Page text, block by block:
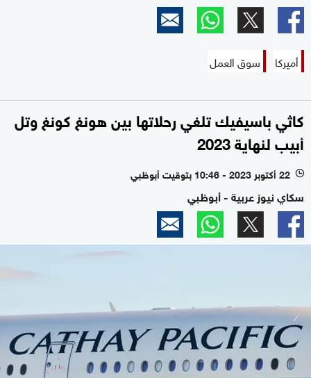
أميركا سوق العمل
كاثي باسيفيك تلغي رحلاتها بين هونغ كونغ وتل
أبيب لنهاية 2023
l 22 أكتوبر 2023 - 10:46 بتوقيت أبوظبي
سكاي نيوز عربية - أبوظبي